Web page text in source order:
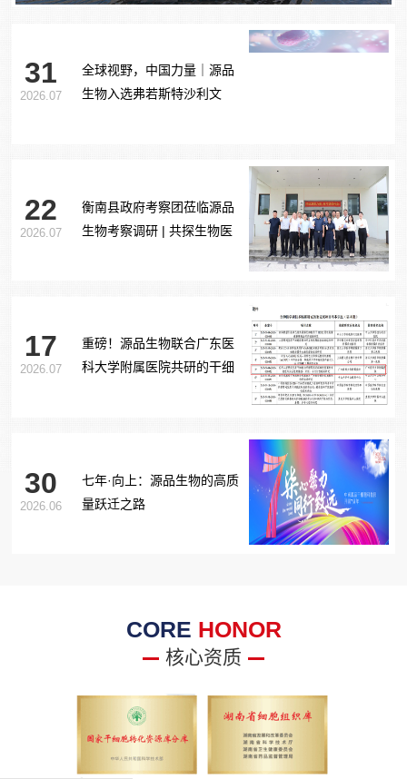
31
2026.07
全球视野，中国力量｜源品
生物入选弗若斯特沙利文
22
2026.07
衡南县政府考察团莅临源品
生物考察调研 | 共探生物医
17
2026.07
重磅！源品生物联合广东医
科大学附属医院共研的干细
30
2026.06
七年·向上：源品生物的高质
量跃迁之路
CORE HONOR
核心资质